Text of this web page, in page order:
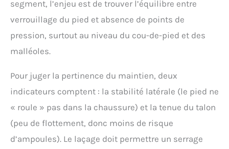
segment, l’enjeu est de trouver l’équilibre entre
verrouillage du pied et absence de points de
pression, surtout au niveau du cou-de-pied et des
malléoles.
Pour juger la pertinence du maintien, deux
indicateurs comptent : la stabilité latérale (le pied ne
« roule » pas dans la chaussure) et la tenue du talon
(peu de flottement, donc moins de risque
d’ampoules). Le laçage doit permettre un serrage